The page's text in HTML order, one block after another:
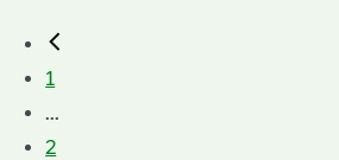
1
...
2